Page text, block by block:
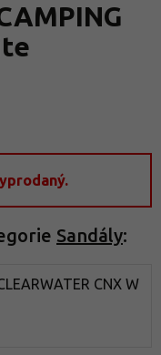
Sandály:
CNX W